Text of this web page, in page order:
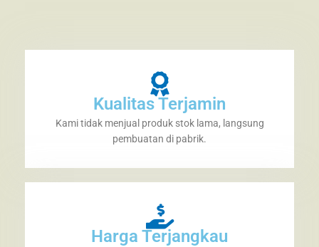
Kualitas Terjamin
Kami tidak menjual produk stok lama, langsung
pembuatan di pabrik.
Harga Terjangkau